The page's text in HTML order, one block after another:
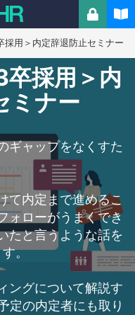
採用＞内定辞退防止セミナー
卒採用＞内
ミナー
ギャップをなくすた
て内定まで進めるこ
ォローがうまくでき
たと言うような話を
す。
ングについて解説す
定の内定者にも取り